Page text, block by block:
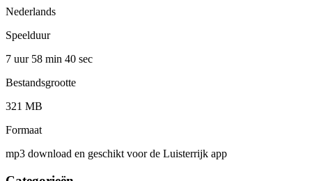
Nederlands
Speelduur
7 uur 58 min 40 sec
Bestandsgrootte
321 MB
Formaat
mp3 download en geschikt voor de Luisterrijk app